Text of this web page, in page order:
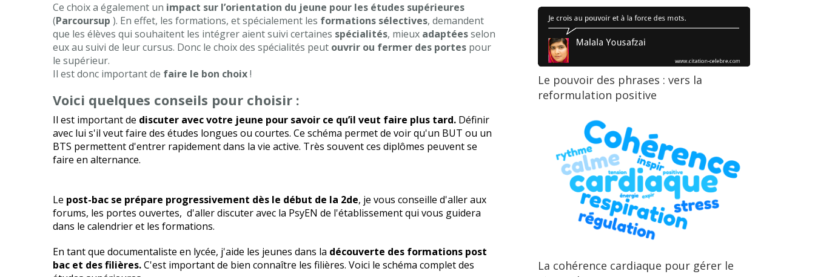
Ce choix a également un impact sur l’orientation du jeune pour les études supérieures
(Parcoursup ). En effet, les formations, et spécialement les formations sélectives, demandent
que les élèves qui souhaitent les intégrer aient suivi certaines spécialités, mieux adaptéesselon
eux au suivi de leur cursus. Donc le choix des spécialités peut ouvrir ou fermer des portes pour
le supérieur.
Il est donc important de faire le bon choix!
Voici quelques conseils pour choisir :
Il est important de discuter avec votre jeune pour savoir ce qu’il veut faire plus tard. Définir
avec lui s'il veut faire des études longues ou courtes. Ce schéma permet de voir qu'un BUT ou un
BTS permettent d'entrer rapidement dans la vie active. Très souvent ces diplômes peuvent se
faire en alternance.
Le post-bac se prépare progressivement dès le début de la 2de, je vous conseille d'aller aux
forums, les portes ouvertes, d'aller discuter avec la PsyEN de l'établissement qui vous guidera
dans le calendrier et les formations.
En tant que documentaliste en lycée, j'aide les jeunes dans la découverte des formations post
bac et des filières.C'est important de bien connaître les filières. Voici le schéma complet des
Le pouvoir des phrases : vers la
reformulation positive
La cohérence cardiaque pour gérer le